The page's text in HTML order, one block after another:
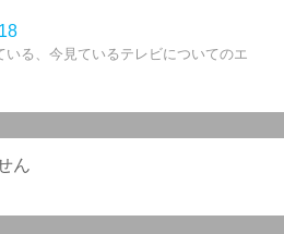
る、今見ているテレビについてのエ
ん